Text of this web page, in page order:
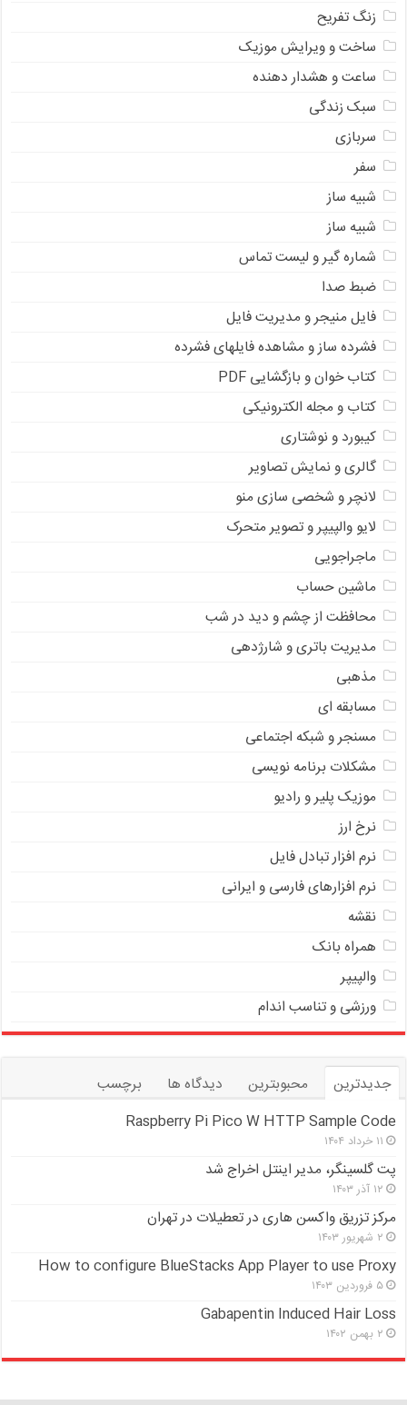
زنگ تفریح
ساخت و ویرایش موزیک
ساعت و هشدار دهنده
سبک زندگی
سربازی
سفر
شبیه ساز
شبیه ساز
شماره گیر و لیست تماس
ضبط صدا
فایل منیجر و مدیریت فایل
فشرده ساز و مشاهده فایلهای فشرده
کتاب خوان و بازگشایی PDF
کتاب و مجله الکترونیکی
کیبورد و نوشتاری
گالری و نمایش تصاویر
لانچر و شخصی سازی منو
لایو والپیپر و تصویر متحرک
ماجراجویی
ماشین حساب
محافظت از چشم و دید در شب
مدیریت باتری و شارژدهی
مذهبی
مسابقه ای
مسنجر و شبکه اجتماعی
مشکلات برنامه نویسی
موزیک پلیر و رادیو
نرخ ارز
ﻧﺮﻡ ﺍﻓﺰﺍﺭ ﺗﺒﺎﺩﻝ ﻓﺎﻳﻞ
نرم افزارهای فارسی و ایرانی
نقشه
همراه بانک
والپیپر
ورزشی و تناسب اندام
جدیدترین محبوبترین دیدگاه ها
برچسب
Raspberry Pi Pico W HTTP Sample Code
۱۱ خرداد ۱۴۰۴
پت گلسینگر، مدیر اینتل اخراج شد
۱۲ آذر ۱۴۰۳
مرکز تزریق واکسن هاری در تعطیلات در تهران
۲ شهریور ۱۴۰۳
How to configure BlueStacks App Player to use Proxy
۵ فروردین ۱۴۰۳
Gabapentin Induced Hair Loss
۲ بهمن ۱۴۰۲